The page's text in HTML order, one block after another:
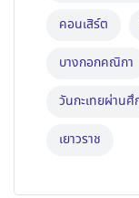
คอนเสิร์ต
บางกอกคณิกา
วันกะเทยผ่านศึ
เยาวราช